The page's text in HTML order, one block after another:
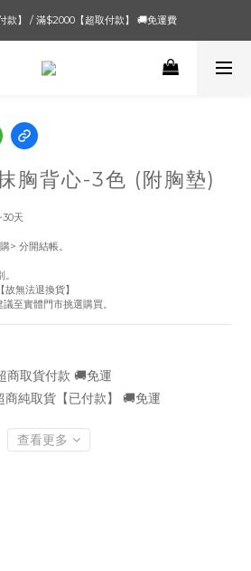
款】 / 滿$2000【超取付款】 🚚免運費
款】 / 滿$2000【超取付款】 🚚免運費
品💙20:00 IG直播價 【8/10收單】
胸背心-3色 (附胸墊)
天
> 分開結帳。
無法退換貨】
至實體門市挑選購買。
取貨付款 🚚免運
純取貨【已付款】 🚚免運
查看更多